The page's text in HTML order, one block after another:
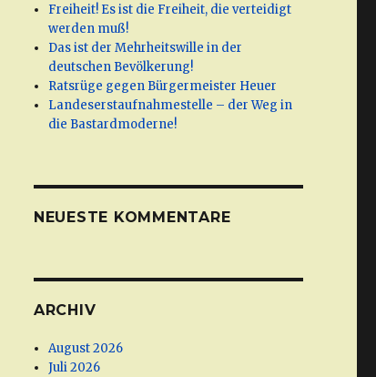
Freiheit! Es ist die Freiheit, die verteidigt
werden muß!
Das ist der Mehrheitswille in der
deutschen Bevölkerung!
Ratsrüge gegen Bürgermeister Heuer
Landeserstaufnahmestelle – der Weg in
die Bastardmoderne!
NEUESTE KOMMENTARE
ARCHIV
August 2026
Juli 2026